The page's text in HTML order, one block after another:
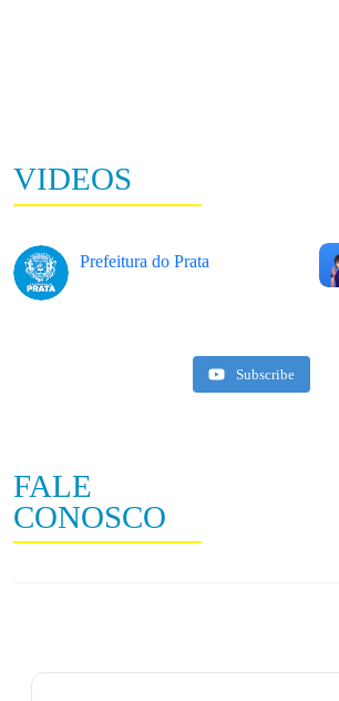
VIDEOS
Prefeitura do Prata
Subscribe
FALE
CONOSCO